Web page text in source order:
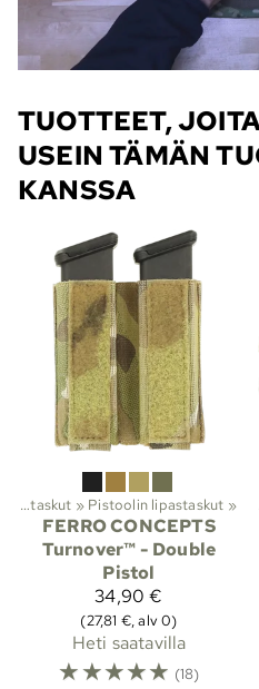
TUOTTEET,
USEIN TÄMÄN
KANSSA
Lipastaskut ‪» Pistoolin lipastaskut ‪»
FERRO CONCEPTS
Turnover™ - Double
Pistol
34,90 €
(27,81 €, alv 0)
Heti saatavilla
☆☆☆☆☆ (18)
suojat‪»Molle-taskut ‪»Lipastaskut